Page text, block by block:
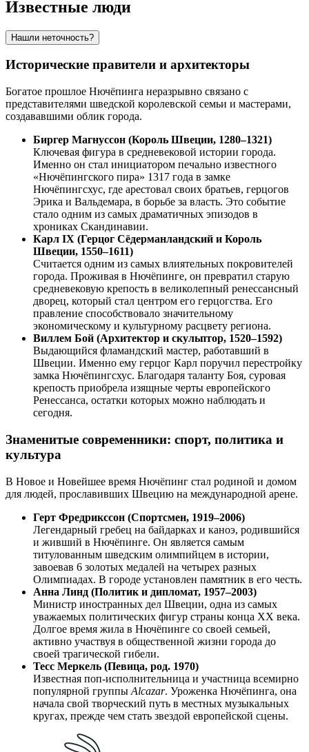
Известные люди
Нашли неточность?
Исторические правители и архитекторы
Богатое прошлое Нючёпинга неразрывно связано с
представителями шведской королевской семьи и мастерами,
создававшими облик города.
Биргер Магнуссон (Король Швеции, 1280–1321)
Ключевая фигура в средневековой истории города.
Именно он стал инициатором печально известного
«Нючёпингского пира» 1317 года в замке
Нючёпингсхус, где арестовал своих братьев, герцогов
Эрика и Вальдемара, в борьбе за власть. Это событие
стало одним из самых драматичных эпизодов в
хрониках Скандинавии.
Карл IX (Герцог Сёдерманландский и Король
Швеции, 1550–1611)
Считается одним из самых влиятельных покровителей
города. Проживая в Нючёпинге, он превратил старую
средневековую крепость в великолепный ренессансный
дворец, который стал центром его герцогства. Его
правление способствовало значительному
экономическому и культурному расцвету региона.
Виллем Бой (Архитектор и скульптор, 1520–1592)
Выдающийся фламандский мастер, работавший в
Швеции. Именно ему герцог Карл поручил перестройку
замка Нючёпингсхус. Благодаря таланту Боя, суровая
крепость приобрела изящные черты европейского
Ренессанса, остатки которых можно наблюдать и
сегодня.
Знаменитые современники: спорт, политика и
культура
В Новое и Новейшее время Нючёпинг стал родиной и домом
для людей, прославивших Швецию на международной арене.
Герт Фредрикссон (Спортсмен, 1919–2006)
Легендарный гребец на байдарках и каноэ, родившийся
и живший в Нючёпинге. Он является самым
титулованным шведским олимпийцем в истории,
завоевав 6 золотых медалей на четырех разных
Олимпиадах. В городе установлен памятник в его честь.
Анна Линд (Политик и дипломат, 1957–2003)
Министр иностранных дел Швеции, одна из самых
уважаемых политических фигур страны конца XX века.
Долгое время жила в Нючёпинге со своей семьей,
активно участвуя в общественной жизни города до
своей трагической гибели.
Тесс Меркель (Певица, род. 1970)
Известная поп-исполнительница и участница всемирно
популярной группы Alcazar. Уроженка Нючёпинга, она
начала свой творческий путь в местных музыкальных
кругах, прежде чем стать звездой европейской сцены.